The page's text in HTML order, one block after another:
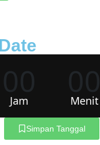
00
Jam 00
Menit
Simpan Tanggal